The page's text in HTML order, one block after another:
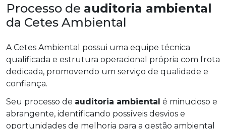
Processo de auditoria ambiental
da Cetes Ambiental
A Cetes Ambiental possui uma equipe técnica
qualificada e estrutura operacional própria com frota
dedicada, promovendo um serviço de qualidade e
confiança.
Seu processo de auditoria ambiental é minucioso e
abrangente, identificando possíveis desvios e
oportunidades de melhoria para a gestão ambiental